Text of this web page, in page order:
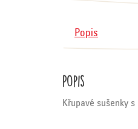
Popis
Popis
Křupavé sušenky